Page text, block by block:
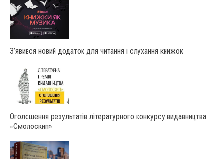
З’явився новий додаток для читання і слухання книжок
Оголошення результатів літературного конкурсу видавництва
«Смолоскип»